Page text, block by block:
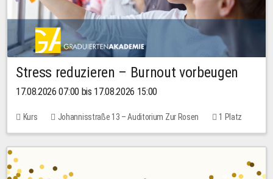
Stress reduzieren – Burnout vorbeugen
17.08.2026 07:00 bis 17.08.2026 15:00
Kurs Johannisstraße 13 – Auditorium Zur Rosen
1 Platz
10,00 EUR